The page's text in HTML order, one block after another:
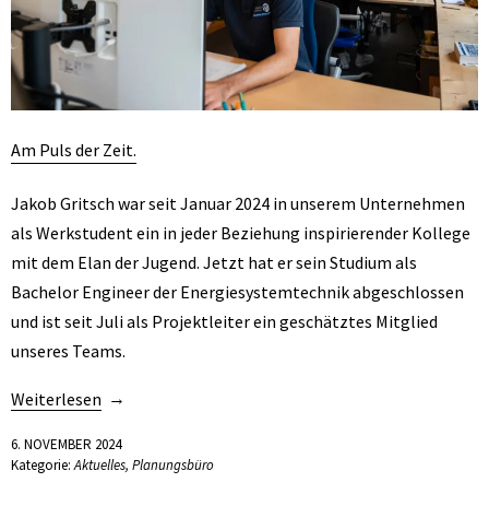
Am Puls der Zeit.
Jakob Gritsch war seit Januar 2024 in unserem Unternehmen
als Werkstudent ein in jeder Beziehung inspirierender Kollege
mit dem Elan der Jugend. Jetzt hat er sein Studium als
Bachelor Engineer der Energiesystemtechnik abgeschlossen
und ist seit Juli als Projektleiter ein geschätztes Mitglied
unseres Teams.
Weiterlesen
6. NOVEMBER 2024
Kategorie:Aktuelles, Planungsbüro